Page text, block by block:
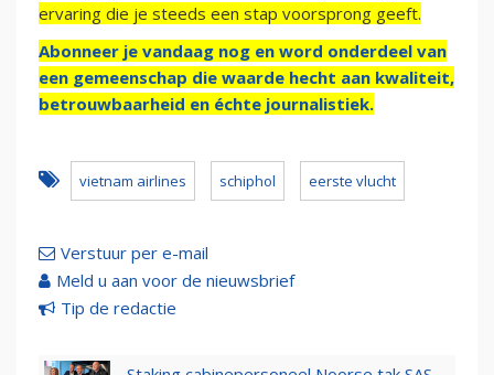
ervaring die je steeds een stap voorsprong geeft.
Abonneer je vandaag nog en word onderdeel van
een gemeenschap die waarde hecht aan kwaliteit,
betrouwbaarheid en échte journalistiek.
vietnam airlines schiphol eerste vlucht
Verstuur per e-mail
Meld u aan voor de nieuwsbrief
Tip de redactie